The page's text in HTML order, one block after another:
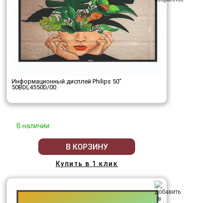
Информационный дисплей Philips 50"
50BDL4550D/00
В наличии
В КОРЗИНУ
Купить в 1 клик